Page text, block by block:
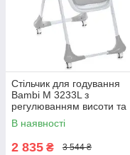
Стільчик для годування
Bambi M 3233L з
регулюванням висоти та
нахилу спинки Сірий
В наявності
2 835 ₴ 3 544 ₴